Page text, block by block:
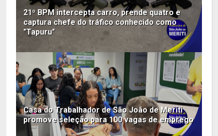
21º BPM intercepta carro, prende quatro e
captura chefe do tráfico conhecido como
"Tapuru"
Casa do Trabalhador de São João de Meriti
promove seleção para 100 vagas de emprego